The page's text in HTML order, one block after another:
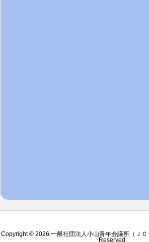
Copyright © 2026 一般社団法人小山青年会議所（ＪＣ
Reserved.